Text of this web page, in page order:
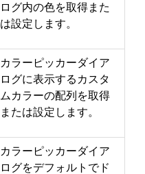
ログ内の色を取得また
は設定します。
カラーピッカーダイア
ログに表示するカスタ
ムカラーの配列を取得
または設定します。
カラーピッカーダイア
ログをデフォルトでド